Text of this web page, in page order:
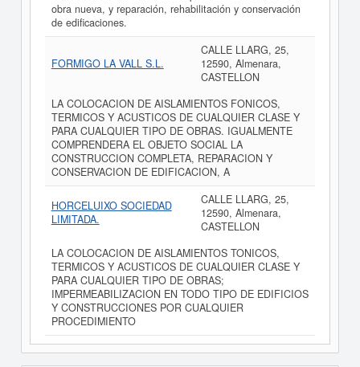
obra nueva, y reparación, rehabilitación y conservación
de edificaciones.
FORMIGO LA VALL S.L.
CALLE LLARG, 25,
12590, Almenara,
CASTELLON
LA COLOCACION DE AISLAMIENTOS FONICOS,
TERMICOS Y ACUSTICOS DE CUALQUIER CLASE Y
PARA CUALQUIER TIPO DE OBRAS. IGUALMENTE
COMPRENDERA EL OBJETO SOCIAL LA
CONSTRUCCION COMPLETA, REPARACION Y
CONSERVACION DE EDIFICACION, A
HORCELUIXO SOCIEDAD
LIMITADA.
CALLE LLARG, 25,
12590, Almenara,
CASTELLON
LA COLOCACION DE AISLAMIENTOS TONICOS,
TERMICOS Y ACUSTICOS DE CUALQUIER CLASE Y
PARA CUALQUIER TIPO DE OBRAS;
IMPERMEABILIZACION EN TODO TIPO DE EDIFICIOS
Y CONSTRUCCIONES POR CUALQUIER
PROCEDIMIENTO